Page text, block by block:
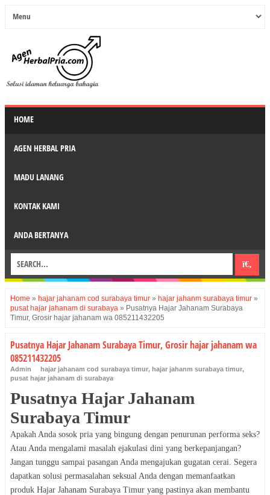
HOME
AGEN HERBAL PRIA
MADU LANANG
KONTAK KAMI
ANDA BERTANYA
Home » hajar jahanam cod surabaya timur » hajar jahanm surabaya timur »
pusat hajar jahanam di surabaya » Pusatnya Hajar Jahanam Surabaya
Timur, Grosir hajar jahanam wa 085211432205
Pusatnya Hajar Jahanam Surabaya Timur, Grosir hajar jahanam wa
085211432205
Admin hajar jahanam cod surabaya timur, hajar jahanm surabaya timur,
pusat hajar jahanam di surabaya
Pusatnya Hajar Jahanam
Surabaya Timur
Apakah Anda sosok pria yang bingung dengan penurunan performa seks?
Atau Anda mengalami masalah ejakulasi dini yang berkepanjangan?
Jangan tunggu sampai pasangan Anda mengajukan gugatan cerai. Segera
dapatkan solusi permasalahan seksual Anda dengan memanfaatkan
produk Hajar Jahanam Surabaya Timur yang pastinya akan membantu